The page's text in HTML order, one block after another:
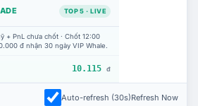
TOP 5 · LIVE
+ PnL chưa chốt · Chốt 12:00
đ nhận 30 ngày VIP Whale.
10.115 đ
Auto-refresh (30s)Refresh Now